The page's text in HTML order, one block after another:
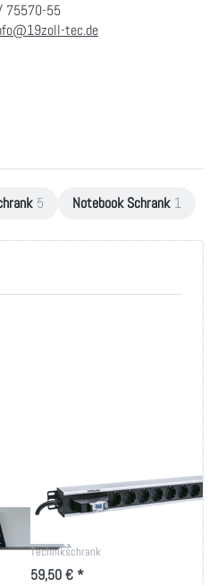
75570-55
tec.de
5 Notebook Schrank 1
12-fach Schuko
Stromversorgung
Technikschrank
59,50 € *